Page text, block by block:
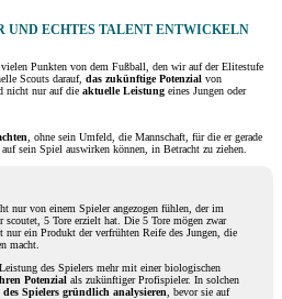
UND ECHTES TALENT ENTWICKELN
Punkten von dem Fußball, den wir auf der Elitestufe
Scouts darauf, das zukünftige Potenzial von
nicht nur auf die aktuelle Leistung eines Jungen oder
, ohne sein Umfeld, die Mannschaft, für die er gerade
sein Spiel auswirken können, in Betracht zu ziehen.
nur von einem Spieler angezogen fühlen, der im
5 Tore erzielt hat. Die 5 Tore mögen zwar
nur ein Produkt der verfrühten Reife des Jungen, die
macht.
des Spielers mehr mit einer biologischen
Potenzialals zukünftiger Profispieler. In solchen
Spielers gründlich analysieren , bevor sie auf